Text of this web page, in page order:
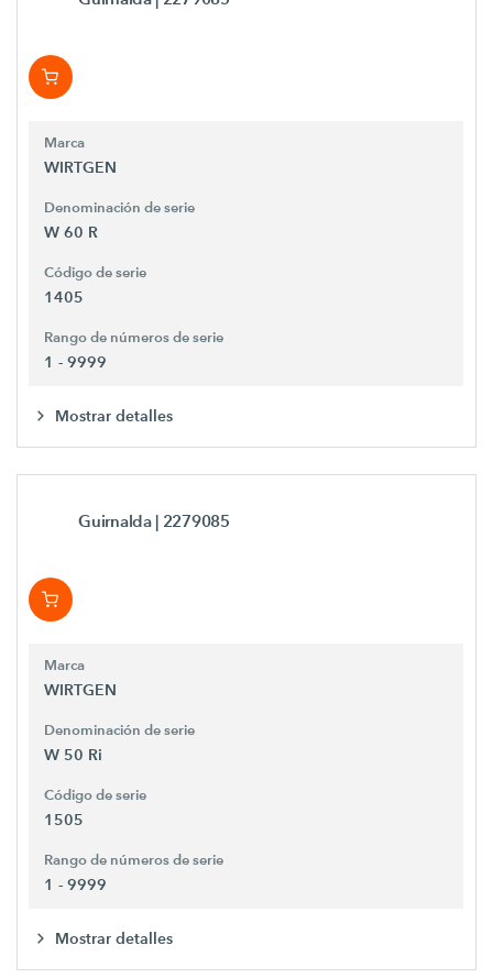
Marca
WIRTGEN
Denominación de serie
W 60 R
Código de serie
1405
Rango de números de serie
1 - 9999
Mostrar detalles
Guirnalda | 2279085
Marca
WIRTGEN
Denominación de serie
W 50 Ri
Código de serie
1505
Rango de números de serie
1 - 9999
Mostrar detalles